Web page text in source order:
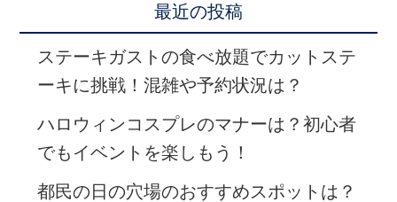
最近の投稿
ステーキガストの食べ放題でカットステ
ーキに挑戦！混雑や予約状況は？
ハロウィンコスプレのマナーは？初心者
でもイベントを楽しもう！
都民の日の穴場のおすすめスポットは？